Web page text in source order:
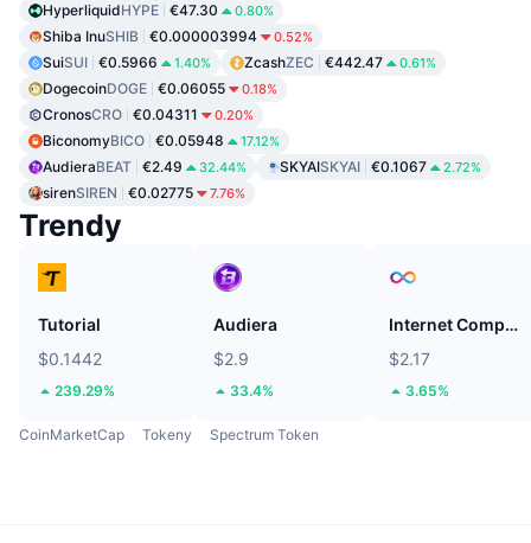
HyperliquidHYPE €47.30 0.80%
Shiba InuSHIB €0.000003994 0.52%
SuiSUI €0.5966 1.40% ZcashZEC €442.47 0.61%
DogecoinDOGE €0.06055 0.18%
CronosCRO €0.04311 0.20%
BiconomyBICO €0.05948 17.12%
AudieraBEAT €2.49 32.44% SKYAISKYAI €0.1067 2.72%
sirenSIREN €0.02775 7.76%
Trendy
Tutorial
$0.1442
239.29%
Audiera
$2.9
33.4%
Internet Computer
$2.17
3.65%
CoinMarketCap Tokeny Spectrum Token